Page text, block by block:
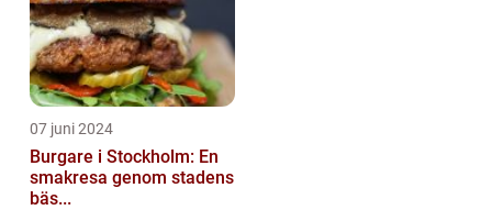
07 juni 2024
Burgare i Stockholm: En
smakresa genom stadens
bäs...